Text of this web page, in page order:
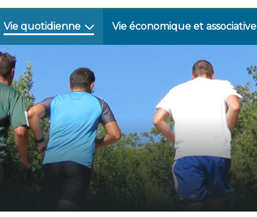
Vie quotidienne Vie économique et associative